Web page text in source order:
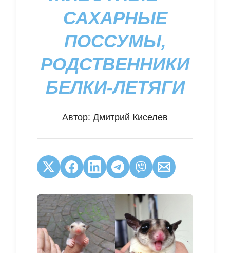
САХАРНЫЕ
ПОССУМЫ,
РОДСТВЕННИКИ
БЕЛКИ-ЛЕТЯГИ
Автор: Дмитрий Киселев